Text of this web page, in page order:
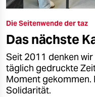
Die Seitenwende der taz
Das nächste
Seit 2011 denken
täglich gedruckte
Moment gekommen.
Solidarität.